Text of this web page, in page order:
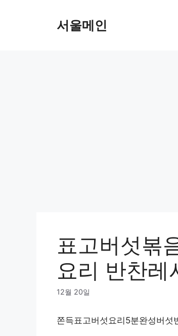
서울메인
표고버섯볶
요리 반찬레
12월 20일
쫀득표고버섯요리5분완성버섯